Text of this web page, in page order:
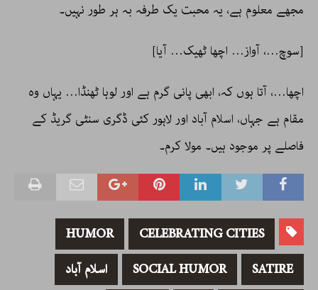
مجھے معلوم ہے، یہ محبت یک طرفہ بہ ہر طور نہیں۔
[سوچ…، آواز… اچھا ٹھیک… آیا]
اچھا…، آتا ہوں کہ، ابھی پانی گرم ہے اور لوہا ٹھنڈا… یہاں وہ
مقام ہے جہاں، اسلام آباد اور لاہور کئی ڈگری سنٹی گریڈ کے
فاصلے پر موجود ہیں۔ مولا کرم۔
CELEBRATING CITIES
HUMOR
SATIRE
SOCIAL HUMOR
اسلام آباد